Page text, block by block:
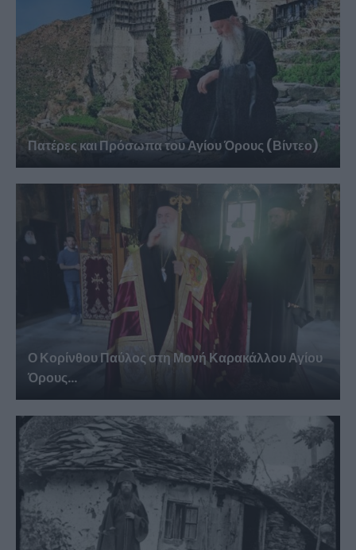
Πατέρες και Πρόσωπα του Αγίου Όρους (Βίντεο)
Ο Κορίνθου Παύλος στη Μονή Καρακάλλου Αγίου
Όρους...